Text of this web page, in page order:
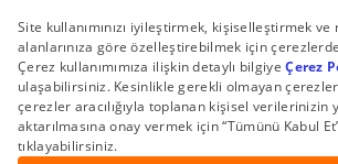
Duyurular ve Kampanyalar
© 2026 Gedik Yatırım Menkul Değerler